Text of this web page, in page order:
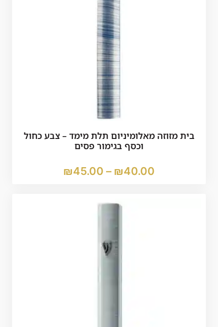
בית מזוזה מאלומיניום תלת מימד – צבע כחול
וכסף בגימור פסים
₪40.00
–
₪45.00